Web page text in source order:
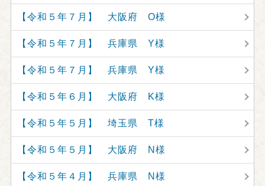
【令和５年７月】 大阪府 O様
【令和５年７月】 兵庫県 Y様
【令和５年７月】 兵庫県 Y様
【令和５年６月】 大阪府 K様
【令和５年５月】 埼玉県 T様
【令和５年５月】 大阪府 N様
【令和５年４月】 兵庫県 N様